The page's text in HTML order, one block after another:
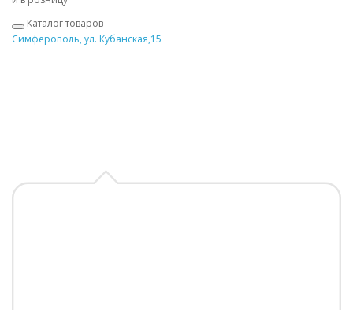
Каталог товаров
Симферополь, ул. Кубанская,15